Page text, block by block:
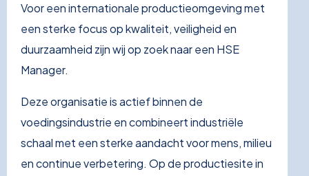
Voor een internationale productieomgeving met
een sterke focus op kwaliteit, veiligheid en
duurzaamheid zijn wij op zoek naar een HSE
Manager.
Deze organisatie is actief binnen de
voedingsindustrie en combineert industriële
schaal met een sterke aandacht voor mens, milieu
en continue verbetering. Op de productiesite in